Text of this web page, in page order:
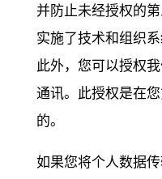
并防止未经授权的
实施了技术和组织系
此外，您可以授权
通讯。此授权是在
的。
如果您将个人数据